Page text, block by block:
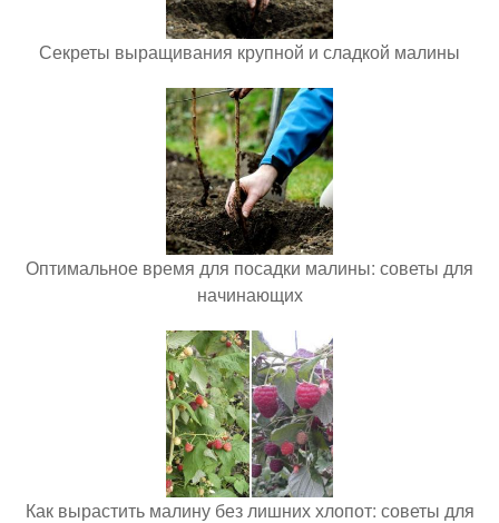
Секреты выращивания крупной и сладкой малины
Оптимальное время для посадки малины: советы для
начинающих
Как вырастить малину без лишних хлопот: советы для